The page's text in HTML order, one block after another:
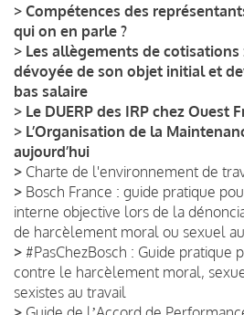
> Compétences des
qui on en parle ?
> Les allègements de
dévoyée de son objet initial et
bas salaire
> Le DUERP des IRP chez Ouest
> L’Organisation de la
aujourd’hui
> Charte de l'environnement de
> Bosch France : guide pratique
interne objective lors de la
de harcèlement moral ou sexuel
> #PasChezBosch : Guide pratique
contre le harcèlement moral,
sexistes au travail